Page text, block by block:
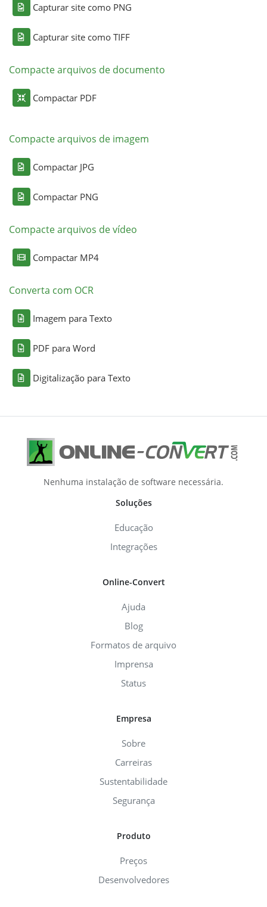
Capturar site como PNG
Capturar site como TIFF
Compacte arquivos de documento
Compactar PDF
Compacte arquivos de imagem
Compactar JPG
Compactar PNG
Compacte arquivos de vídeo
Compactar MP4
Converta com OCR
Imagem para Texto
PDF para Word
Digitalização para Texto
Nenhuma instalação de software necessária.
Soluções
Educação
Integrações
Online-Convert
Ajuda
Blog
Formatos de arquivo
Imprensa
Status
Empresa
Sobre
Carreiras
Sustentabilidade
Segurança
Produto
Preços
Desenvolvedores